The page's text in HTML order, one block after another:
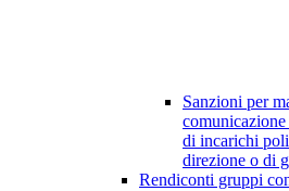
Sanzioni per
di incarichi
direzione o di
Rendiconti gruppi